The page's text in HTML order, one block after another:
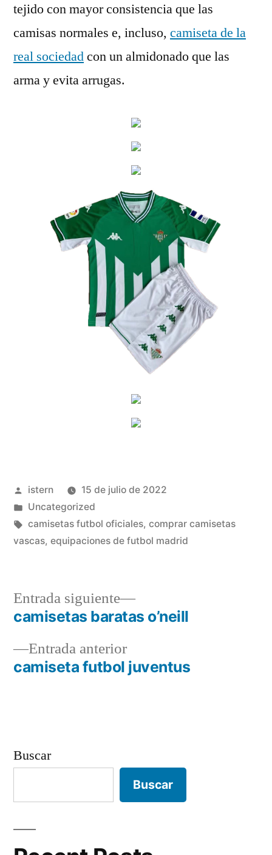
tejido con mayor consistencia que las
camisas normales e, incluso, camiseta de la
real sociedadcon un almidonado que las
arma y evita arrugas.
Publicado
por
istern
15 de julio de 2022
Publicado
en
Uncategorized
Etiquetas:
camisetas futbol oficiales, comprar camisetas
vascas, equipaciones de futbol madrid
Navegación
deEntrada anteriorEntrada
anterior:
camiseta futbol juventus
Entrada siguiente
Entrada
siguiente:
camisetas baratas o’neill
Buscar
Buscar